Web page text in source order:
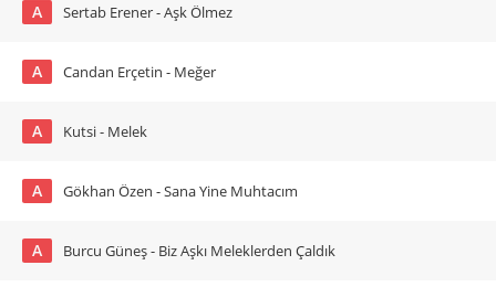
A Sertab Erener - Aşk Ölmez
A Candan Erçetin - Meğer
A Kutsi - Melek
A Gökhan Özen - Sana Yine Muhtacım
A Burcu Güneş - Biz Aşkı Meleklerden Çaldık